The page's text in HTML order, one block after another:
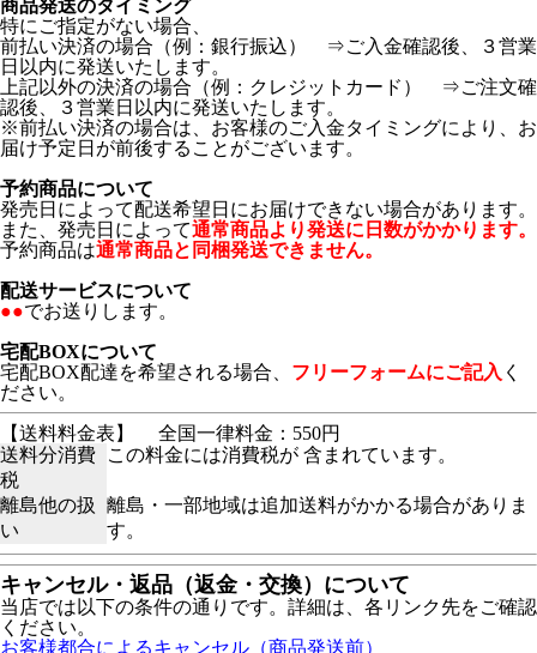
商品発送のタイミング
特にご指定がない場合、
前払い決済の場合（例：銀行振込） ⇒ご入金確認後、３営業
日以内に発送いたします。
上記以外の決済の場合（例：クレジットカード） ⇒ご注文確
認後、３営業日以内に発送いたします。
※前払い決済の場合は、お客様のご入金タイミングにより、お
届け予定日が前後することがございます。
予約商品について
発売日によって配送希望日にお届けできない場合があります。
また、発売日によって通常商品より発送に日数がかかります。
予約商品は通常商品と同梱発送できません。
配送サービスについて
●●でお送りします。
宅配BOXについて
宅配BOX配達を希望される場合、 フリーフォームにご記入 く
ださい。
【送料料金表】
全国一律料金：550円
送料分消費
税
この料金には消費税が 含まれています。
離島他の扱
い
離島・一部地域は追加送料がかかる場合がありま
す。
キャンセル・返品（返金・交換）について
当店では以下の条件の通りです。詳細は、各リンク先をご確認
ください。
お客様都合によるキャンセル（商品発送前）